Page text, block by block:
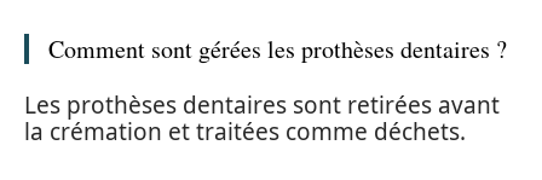
Comment sont gérées les prothèses dentaires ?
Les prothèses dentaires sont retirées avant
la crémation et traitées comme déchets.